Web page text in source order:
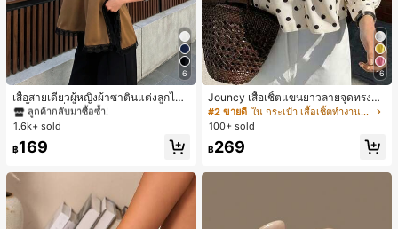
6
เสื้อสายเดี่ยวผู้หญิงผ้าซาตินแต่งลูกไม้
- เสื้อสายเดี่ยวฤดูร้อนสีคากีมีรอยผ่าด้า
นข้างที่น่าดึงดูดแบบสบายๆ
#1 ขายดี
ใน สีกากี เสื้อสตรี เสื้อเบลาส์ & Tee
ลูกค้ากลับมาซื้อซ้ำ!
#1 ขายดี
ใน สีกากี เสื้อสตรี เสื้อเบลาส์ & Tee
ลูกค้ากลับมาซื้อซ้ำ!
#1 ขายดี
ใน สีกากี เสื้อสตรี เสื้อเบลาส์ & Tee
ลูกค้ากลับมาซื้อซ้ำ!
#1 ขายดี
ลูกค้ากลับมาซื้อซ้ำ!
1.6k+ sold
฿169
16
Jouncy เสื้อเชิ้ตแขนยาวลายจุดทรงหล
วมสำหรับผู้หญิง
#2 ขายดี
ใน กระเป๋า เสื้อเชิ้ตทำงานมีกระเป๋า
100+ sold
฿269